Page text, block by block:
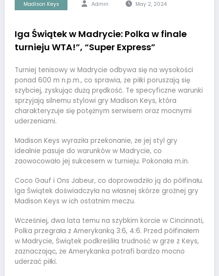
Madison Keys Admin May 2, 2024
Iga Świątek w Madrycie: Polka w finale
turnieju WTA!”, “Super Express”
Turniej tenisowy w Madrycie odbywa się na wysokości
ponad 600 m n.p.m., co sprawia, że piłki poruszają się
szybciej, zyskując dużą prędkość. Te specyficzne warunki
sprzyjają silnemu stylowi gry Madison Keys, która
charakteryzuje się potężnym serwisem oraz mocnymi
uderzeniami.
Madison Keys wyraziła przekonanie, że jej styl gry
idealnie pasuje do warunków w Madrycie, co
zaowocowało jej sukcesem w turnieju. Pokonała m.in.
Coco Gauf i Ons Jabeur, co doprowadziło ją do półfinału.
Iga Świątek doświadczyła na własnej skórze groźnej gry
Madison Keys w ich ostatnim meczu.
Wcześniej, dwa lata temu na szybkim korcie w Cincinnati,
Polka przegrała z Amerykanką 3:6, 4:6. Przed półfinałem
w Madrycie, Świątek podkreśliła trudność w grze z Keys,
zaznaczając, że Amerykanka potrafi bardzo mocno
uderzać piłki.